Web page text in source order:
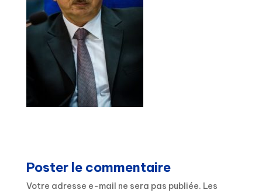
Poster le commentaire
Votre adresse e-mail ne sera pas publiée. Les